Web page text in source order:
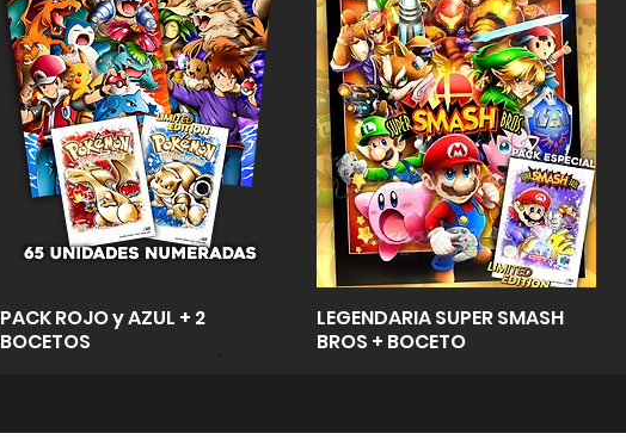
Vista rápida
PACK ROJO y AZUL + 2
BOCETOS
Vista rápida
LEGENDARIA SUPER SMASH
BROS + BOCETO